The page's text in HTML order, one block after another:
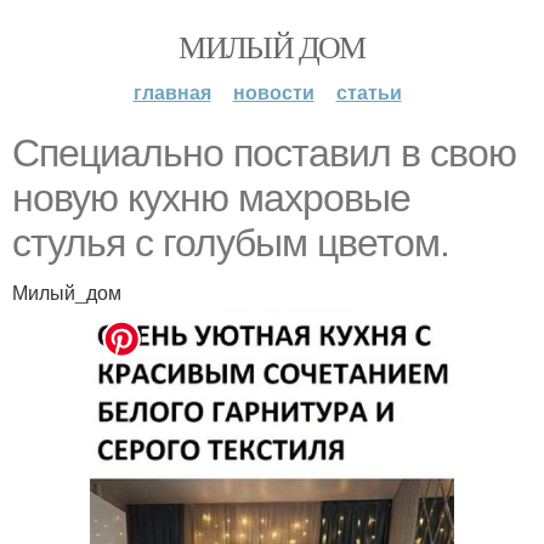
МИЛЫЙ ДОМ
главная новости статьи
Специально поставил в свою
новую кухню махровые
стулья с голубым цветом.
Милый_дом